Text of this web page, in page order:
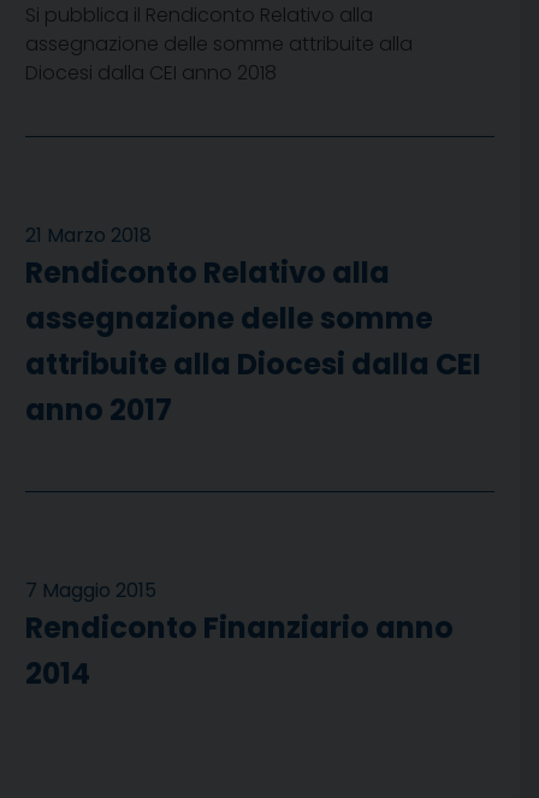
Si pubblica il Rendiconto Relativo alla
assegnazione delle somme attribuite alla
Diocesi dalla CEI anno 2018
21 Marzo 2018
Rendiconto Relativo alla
assegnazione delle somme
attribuite alla Diocesi dalla CEI
anno 2017
7 Maggio 2015
Rendiconto Finanziario anno
2014